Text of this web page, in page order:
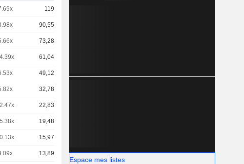
119 Md
90,55 Md
73,28 Md
61,04 Md
49,12 Md
32,78 Md
22,83 Md
19,48 Md
15,97 Md
13,89 Md
Espace mes listes